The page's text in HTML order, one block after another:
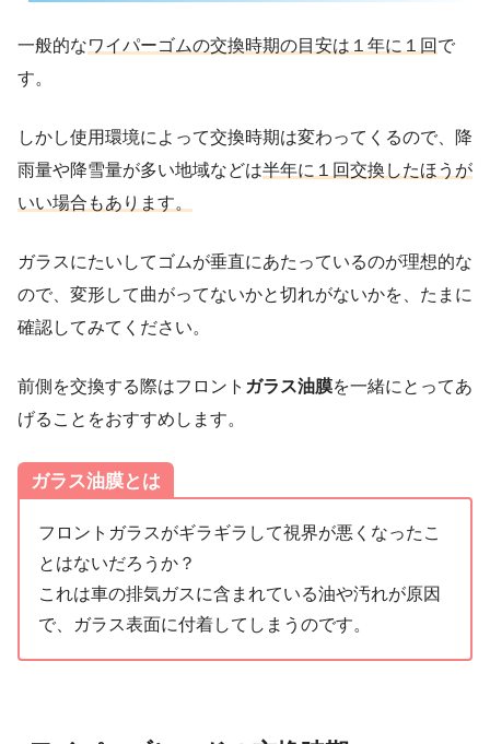
一般的なワイパーゴムの交換時期の目安は１年に１回 で
す。
しかし使用環境によって交換時期は変わってくるので、降
雨量や降雪量が多い地域などは半年に１回交換したほうが
いい場合もあります。
ガラスにたいしてゴムが垂直にあたっているのが理想的な
ので、変形して曲がってないかと切れがないかを、たまに
確認してみてください。
前側を交換する際はフロント ガラス油膜を一緒にとってあ
げることをおすすめします。
ガラス油膜とは
フロントガラスがギラギラして視界が悪くなったこ
とはないだろうか？
これは車の排気ガスに含まれている油や汚れが原因
で、ガラス表面に付着してしまうのです。